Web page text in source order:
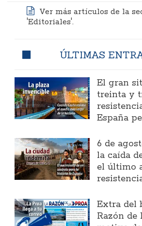
Ver más artículos de la
'Editoriales'.
ÚLTIMAS
El gran
treinta y
España
6 de
la caída
el último
Extra del
Razón de